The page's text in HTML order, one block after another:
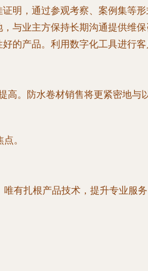
明，通过参观考察、案例集等形
与业主方保持长期沟通提供维保
的产品。利用数字化工具进行
。防水卷材销售将更紧密地与
。
有扎根产品技术，提升专业服